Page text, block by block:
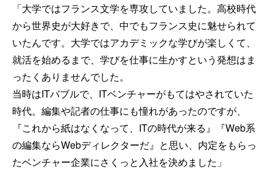
「大学ではフランス文学を専攻していました。高校時代
から世界史が大好きで、中でもフランス史に魅せられて
いたんです。大学ではアカデミックな学びが楽しくて、
就活を始めるまで、学びを仕事に生かすという発想はま
ったくありませんでした。
当時はITバブルで、ITベンチャーがもてはやされていた
時代。編集や記者の仕事にも憧れがあったのですが、
『これから紙はなくなって、ITの時代が来る』『Web系
の編集ならWebディレクターだ』と思い、内定をもらっ
たベンチャー企業にさくっと入社を決めました」